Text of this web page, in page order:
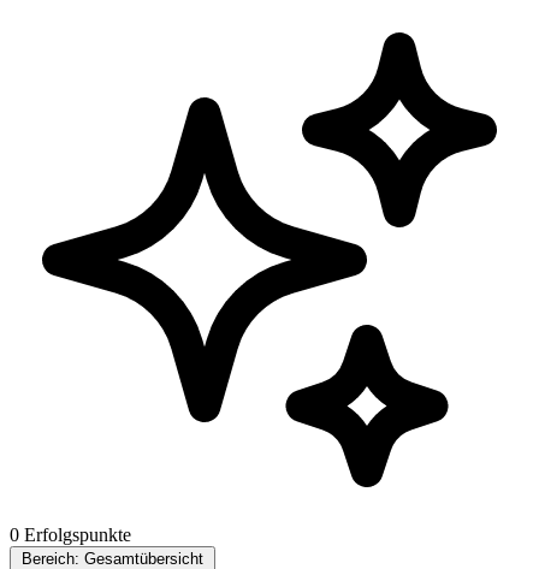
0 Erfolgspunkte
Bereich: Gesamtübersicht